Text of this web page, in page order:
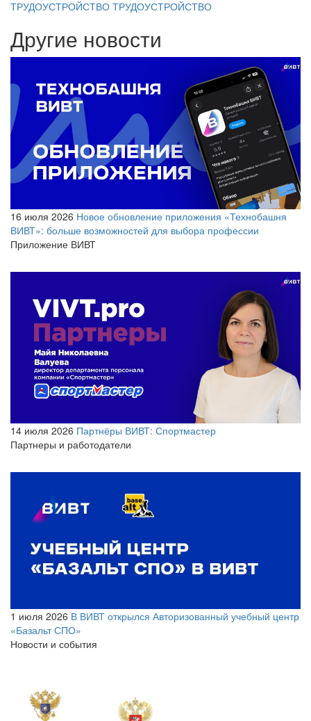
ТРУДОУСТРОЙСТВО ТРУДОУСТРОЙСТВО
Другие новости
16 июля 2026 Новое обновление приложения «Технобашня
ВИВТ»: больше возможностей для выбора профессии
Приложение ВИВТ
14 июля 2026 Партнёры ВИВТ: Спортмастер
Партнеры и работодатели
1 июля 2026 В ВИВТ открылся Авторизованный учебный центр
«Базальт СПО»
Новости и события